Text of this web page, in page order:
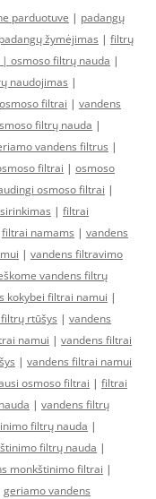
parduotuve | padangų
žymėjimas | filtrų
| osmoso filtrų nauda |
naudojimas |
osmoso filtrai | vandens
filtrų nauda |
vandens filtrus |
filtrai | osmoso
osmoso filtrai |
| filtrai
filtrai namams | vandens
| vandens filtravimo
vandens filtrų
kokybei filtrai namui |
rtūšys | vandens
namui | vandens filtrai
| vandens filtrai namui
osmoso filtrai | filtrai
| vandens filtrų
filtrų nauda |
filtrų nauda |
monkštinimo filtrai |
geriamo vandens